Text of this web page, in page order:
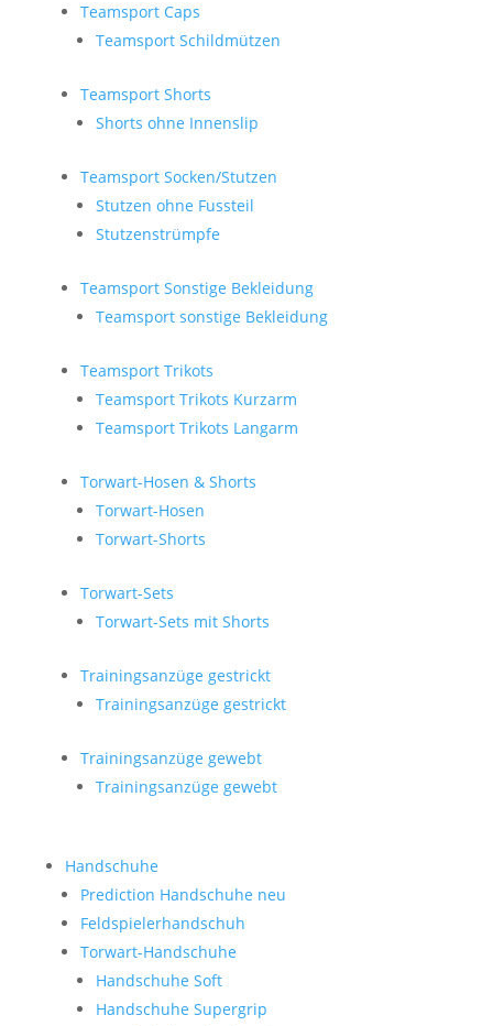
Teamsport Caps
Teamsport Schildmützen
Teamsport Shorts
Shorts ohne Innenslip
Teamsport Socken/Stutzen
Stutzen ohne Fussteil
Stutzenstrümpfe
Teamsport Sonstige Bekleidung
Teamsport sonstige Bekleidung
Teamsport Trikots
Teamsport Trikots Kurzarm
Teamsport Trikots Langarm
Torwart-Hosen & Shorts
Torwart-Hosen
Torwart-Shorts
Torwart-Sets
Torwart-Sets mit Shorts
Trainingsanzüge gestrickt
Trainingsanzüge gestrickt
Trainingsanzüge gewebt
Trainingsanzüge gewebt
Handschuhe
Prediction Handschuhe neu
Feldspielerhandschuh
Torwart-Handschuhe
Handschuhe Soft
Handschuhe Supergrip